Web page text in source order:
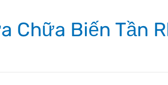
Chữa Biến Tần